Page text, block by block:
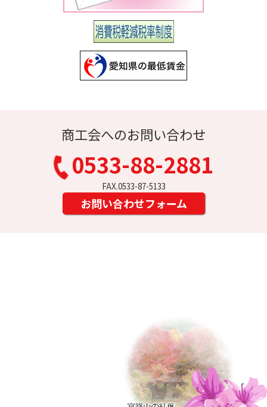
商工会へのお問い合わせ
0533-88-2881
FAX.0533-87-5133
お問い合わせフォーム